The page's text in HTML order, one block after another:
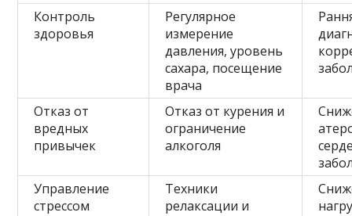
Контроль
здоровья
Регулярное
измерение
давления, уровень
сахара, посещение
врача
Отказ от
вредных
привычек
Отказ от курения и
ограничение
алкоголя
Управление
стрессом
Техники
релаксации и